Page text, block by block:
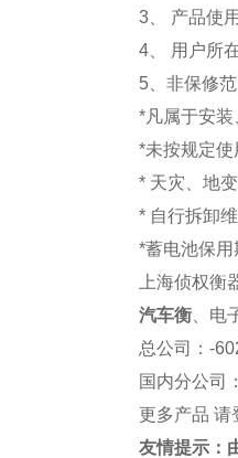
3、 产品使
4、 用户所
5、非保修
*凡属于安
*未按规定
* 天灾、地
* 自行拆卸
*蓄电池保用
上海侦权
汽车衡 、
总公司
：-
国内分公司
更多产品 请
友情提示：